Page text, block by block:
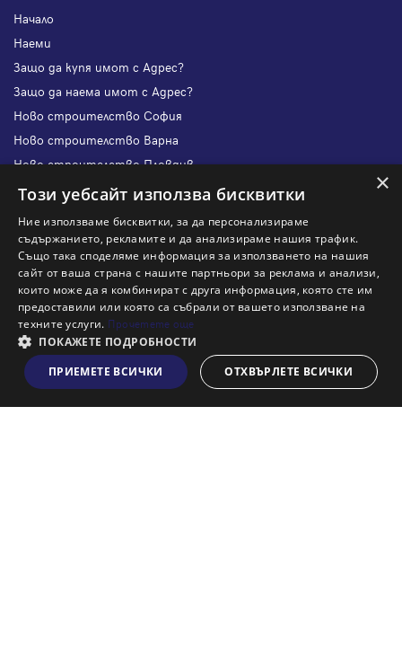
Виж на картата
Начало
Наеми
Защо да купя имот с Адрес?
Защо да наема имот с Адрес?
Ново строителство София
Ново строителство Варна
Ново строителство Пловдив
Ново строителство Бургас
Защо да отдам имот с Адрес?
Наши офиси
Кариери
Кои сме ние?
Франчайз
Блог
Искаш ли да получаваш актуална информация за пазара
на недвижими имоти?
×
Този уебсайт използва бисквитки
Ние използваме бисквитки, за да персонализираме
съдържанието, рекламите и да анализираме нашия трафик.
Също така споделяме информация за използването на нашия
сайт от ваша страна с нашите партньори за реклама и анализи,
които може да я комбинират с друга информация, която сте им
предоставили или която са събрали от вашето използване на
техните услуги. Прочетете още
ПОКАЖЕТЕ ПОДРОБНОСТИ
ПРИЕМЕТЕ ВСИЧКИ
ОТХВЪРЛЕТЕ ВСИЧКИ